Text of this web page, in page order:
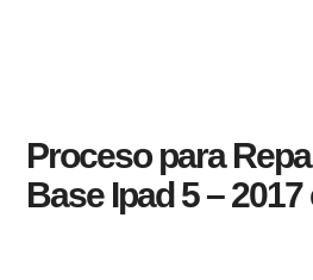
Proceso para
Base Ipad 5 – 2017